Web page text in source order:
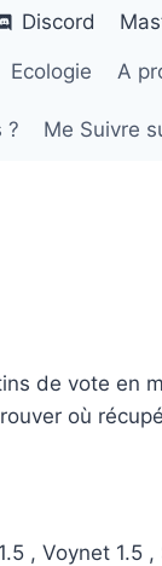
Discord
Ecologie A
? Me Suivre
de vote en
où
, Voynet 1.5